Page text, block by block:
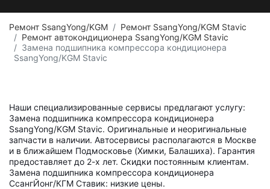
Ремонт SsangYong/KGM
Ремонт SsangYong/KGM Stavic
Ремонт автокондиционера SsangYong/KGM Stavic
Замена подшипника компрессора кондиционера
SsangYong/KGM Stavic
Наши специализированные сервисы предлагают услугу:
Замена подшипника компрессора кондиционера
SsangYong/KGM Stavic. Оригинальные и неоригинальные
запчасти в наличии. Автосервисы располагаются в Москве
и в ближайшем Подмосковье (Химки, Балашиха). Гарантия
предоставляет до 2-х лет. Скидки постоянным клиентам.
Замена подшипника компрессора кондиционера
СсангЙонг/КГМ Ставик: низкие цены.